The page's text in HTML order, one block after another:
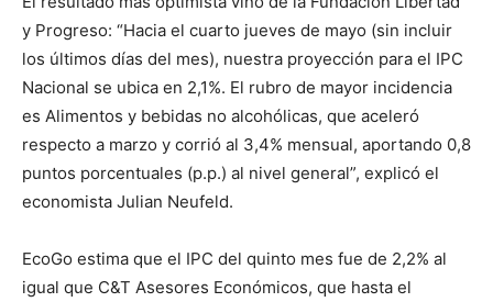
y Progreso: “Hacia el cuarto jueves de mayo (sin incluir
los últimos días del mes), nuestra proyección para el IPC
Nacional se ubica en 2,1%. El rubro de mayor incidencia
es Alimentos y bebidas no alcohólicas, que aceleró
respecto a marzo y corrió al 3,4% mensual, aportando 0,8
puntos porcentuales (p.p.) al nivel general”, explicó el
economista Julian Neufeld.
EcoGo estima que el IPC del quinto mes fue de 2,2% al
igual que C&T Asesores Económicos, que hasta el